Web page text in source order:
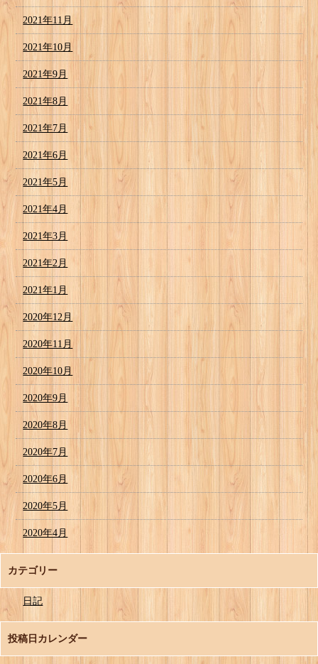
2021年11月
2021年10月
2021年9月
2021年8月
2021年7月
2021年6月
2021年5月
2021年4月
2021年3月
2021年2月
2021年1月
2020年12月
2020年11月
2020年10月
2020年9月
2020年8月
2020年7月
2020年6月
2020年5月
2020年4月
カテゴリー
日記
投稿日カレンダー